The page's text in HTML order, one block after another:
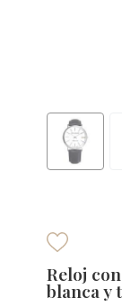
Reloj
blanca y